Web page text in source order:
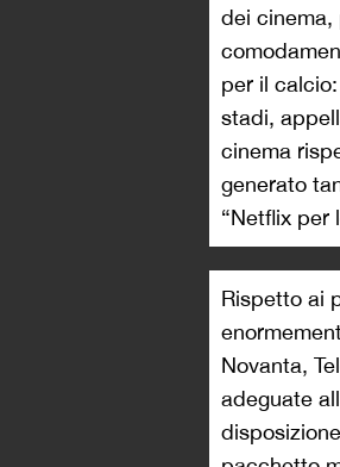
dei cinema,
per il
stadi,
cinema
generato
“Netflix per
Rispetto ai
Novanta,
adeguate